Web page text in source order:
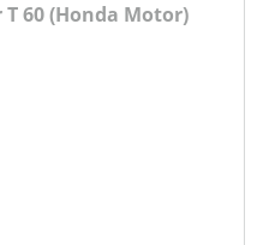
60 (Honda Motor)